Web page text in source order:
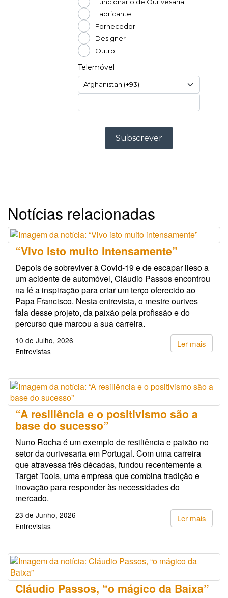
Notícias relacionadas
“Vivo isto muito intensamente”
Depois de sobreviver à Covid-19 e de escapar ileso a
um acidente de automóvel, Cláudio Passos encontrou
na fé a inspiração para criar um terço oferecido ao
Papa Francisco. Nesta entrevista, o mestre ourives
fala desse projeto, da paixão pela profissão e do
percurso que marcou a sua carreira.
Ler mais
10 de Julho, 2026
Entrevistas
“A resiliência e o positivismo são a
base do sucesso”
Nuno Rocha é um exemplo de resiliência e paixão no
setor da ourivesaria em Portugal. Com uma carreira
que atravessa três décadas, fundou recentemente a
Target Tools, uma empresa que combina tradição e
inovação para responder às necessidades do
mercado.
Ler mais
23 de Junho, 2026
Entrevistas
Cláudio Passos, “o mágico da Baixa”